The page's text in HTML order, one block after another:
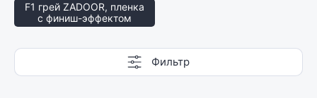
F1 грей ZADOOR, пленка
с финиш-эффектом
Фильтр